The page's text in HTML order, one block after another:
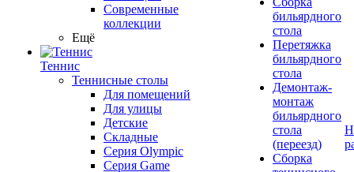
Современные
коллекции
Ещё
Теннис
Теннисные столы
Для помещений
Для улицы
Детские
Складные
Серия Olympic
Серия Game
бильярдного
стола
Перетяжка
бильярдного
стола
Демонтаж-
монтаж
бильярдного
стола
(переезд)
Сборка